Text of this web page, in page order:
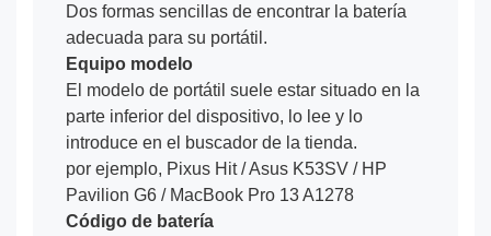
Dos formas sencillas de encontrar la batería
adecuada para su portátil.
Equipo modelo
El modelo de portátil suele estar situado en la
parte inferior del dispositivo, lo lee y lo
introduce en el buscador de la tienda.
por ejemplo, Pixus Hit / Asus K53SV / HP
Pavilion G6 / MacBook Pro 13 A1278
Código de batería